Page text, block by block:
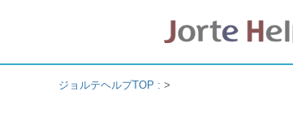
ジョルテヘルプTOP : >